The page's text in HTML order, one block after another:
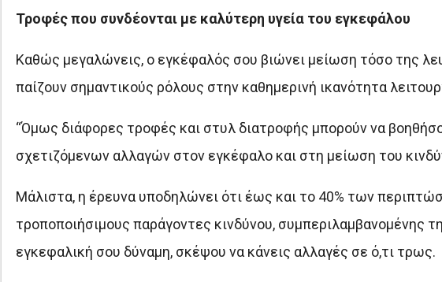
Τροφές που συνδέονται με καλύτερη υγεία του εγκεφάλου
Καθώς μεγαλώνεις, ο εγκέφαλός σου βιώνει μείωση τόσο της
παίζουν σημαντικούς ρόλους στην καθημερινή ικανότητα
“Όμως διάφορες τροφές και στυλ διατροφής μπορούν να
σχετιζόμενων αλλαγών στον εγκέφαλο και στη μείωση του
Μάλιστα, η έρευνα υποδηλώνει ότι έως και το 40% των
τροποποιήσιμους παράγοντες κινδύνου, συμπεριλαμβανομένης
εγκεφαλική σου δύναμη, σκέψου να κάνεις αλλαγές σε ό,τι τρως.